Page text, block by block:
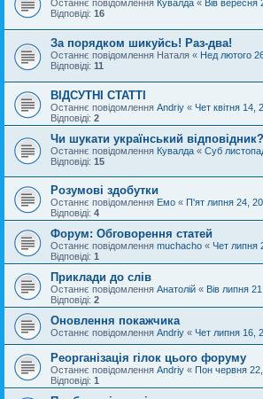
Останнє повідомлення Кувалда « Вів вересня
Відповіді: 16
За порядком шикуйсь! Раз-два!
Останнє повідомлення Наталя « Нед лютого
Відповіді: 11
ВІДСУТНІ СТАТТІ
Останнє повідомлення Andriy « Чет квітня 14,
Відповіді: 2
Чи шукати український відповідник?
Останнє повідомлення Кувалда « Суб
Відповіді: 15
Розумові здобутки
Останнє повідомлення Емо « П'ят липня 24,
Відповіді: 4
Форум: Обговорення статей
Останнє повідомлення muchacho « Чет липня
Відповіді: 1
Приклади до слів
Останнє повідомлення Анатолій « Вів липня
Відповіді: 2
Оновлення покажчика
Останнє повідомлення Andriy « Чет липня 16,
Реорганізація гілок цього форуму
Останнє повідомлення Andriy « Пон червня
Відповіді: 1